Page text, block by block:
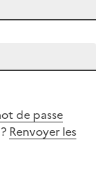
de passe
Renvoyer les